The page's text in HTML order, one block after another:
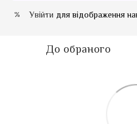
% Увійти для відображення
До обраного